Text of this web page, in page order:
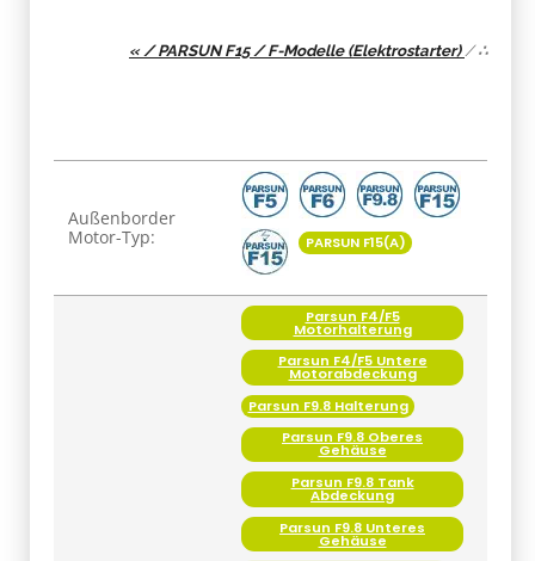
« / PARSUN F15 / F-Modelle (Elektrostarter) /∴
Außenborder
Motor-Typ:
PARSUN F15(A)
Parsun F4/F5
Motorhalterung
Parsun F4/F5 Untere
Motorabdeckung
Parsun F9.8 Halterung
Parsun F9.8 Oberes
Gehäuse
Parsun F9.8 Tank
Abdeckung
Parsun F9.8 Unteres
Gehäuse